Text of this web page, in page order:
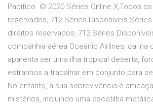
Pacífico. © 2020 Séries Online X,Todos
reservados, 712 Séries
direitos reservados, 712 Séries
companhia aérea Oceanic Airlines, cai na
aparenta ser uma ilha tropical deserta,
estranhos a trabalhar em conjunto para
No entanto, a sua sobrevivência é
mistérios, incluindo uma escotilha